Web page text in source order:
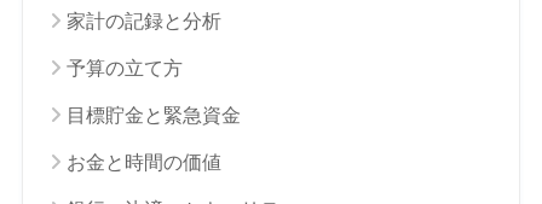
家計の記録と分析
予算の立て方
目標貯金と緊急資金
お金と時間の価値